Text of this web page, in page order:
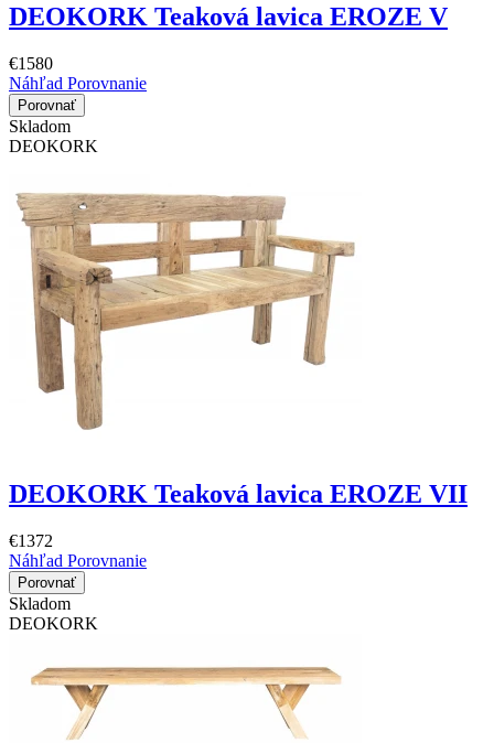
DEOKORK Teaková lavica EROZE V
€1580
Náhľad Porovnanie
Porovnať
Skladom
DEOKORK
DEOKORK Teaková lavica EROZE VII
€1372
Náhľad Porovnanie
Porovnať
Skladom
DEOKORK